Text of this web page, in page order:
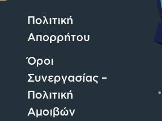
Πολιτική
Απορρήτου
Όροι
Συνεργασίας –
Πολιτική
Αμοιβών